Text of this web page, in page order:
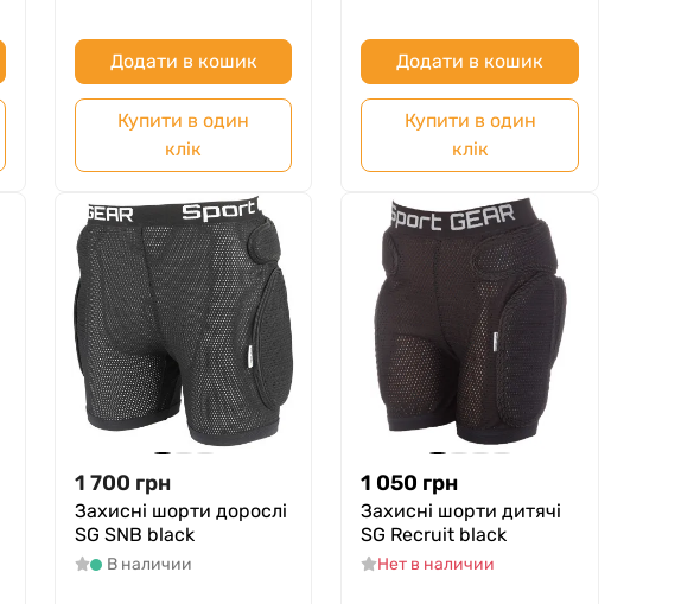
Додати в кошик
Купити в один
клік
Додати в кошик
Купити в один
клік
1 700 грн
Захисні шорти дорослі
SG SNB black
В наличии
1 050 грн
Захисні шорти дитячі
SG Recruit black
Нет в наличии